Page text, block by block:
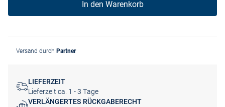
In den Warenkorb
Versand durch Partner
LIEFERZEIT
Lieferzeit ca. 1 - 3 Tage
VERLÄNGERTES RÜCKGABERECHT